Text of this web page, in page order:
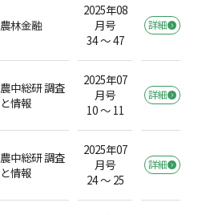
農林金融
2025年08
月号
34 ～ 47
詳細
農中総研 調査
と情報
2025年07
月号
10 ～ 11
詳細
農中総研 調査
と情報
2025年07
月号
24 ～ 25
詳細